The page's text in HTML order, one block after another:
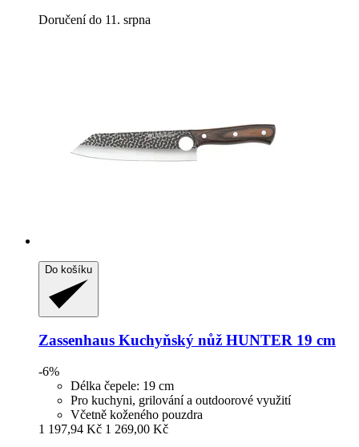
Doručení do 11. srpna
Do košíku
Zassenhaus Kuchyňský nůž HUNTER 19 cm
-6%
Délka čepele: 19 cm
Pro kuchyni, grilování a outdoorové využití
Včetně koženého pouzdra
1 197,94 Kč 1 269,00 Kč